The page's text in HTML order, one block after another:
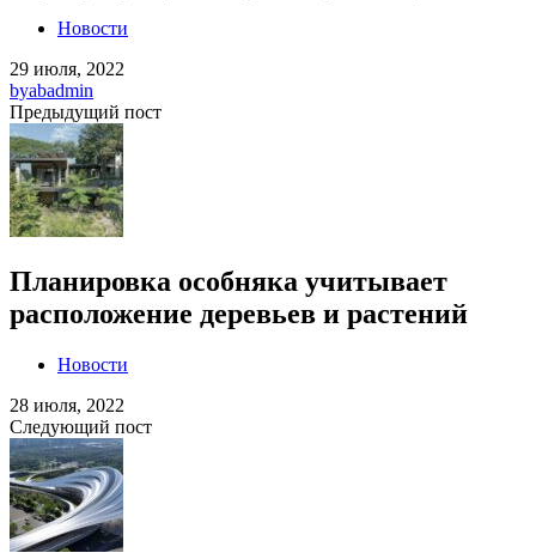
Новости
29 июля, 2022
byabadmin
Предыдущий пост
Планировка особняка учитывает
расположение деревьев и растений
Новости
28 июля, 2022
Следующий пост